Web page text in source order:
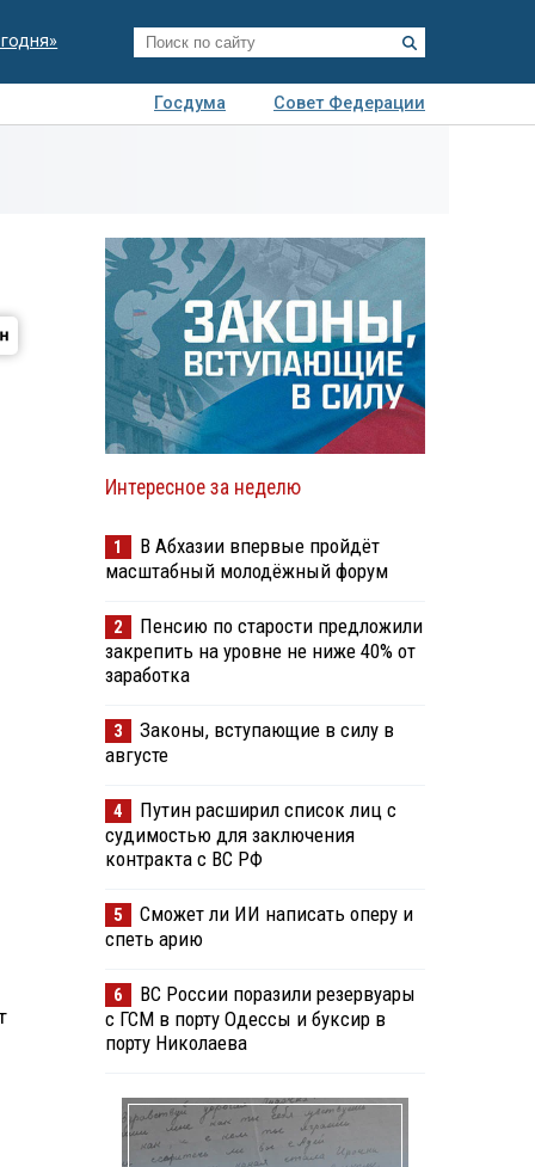
Госдума
Совет Федерации
Интересное за неделю
1
В Абхазии впервые пройдёт
масштабный молодёжный форум
2
Пенсию по старости предложили
закрепить на уровне не ниже 40% от
заработка
3
Законы, вступающие в силу в
августе
4
Путин расширил список лиц с
судимостью для заключения
контракта с ВС РФ
5
Сможет ли ИИ написать оперу и
спеть арию
6
ВС России поразили резервуары
с ГСМ в порту Одессы и буксир в
порту Николаева